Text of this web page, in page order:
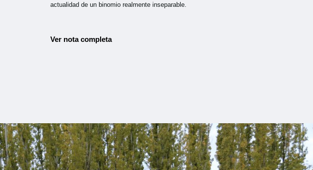
actualidad de un binomio realmente inseparable.
Ver nota completa